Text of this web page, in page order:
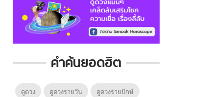
คำค้นยอดฮิต
ดูดวง ดูดวงรายวัน
ดูดวงรายปักษ์